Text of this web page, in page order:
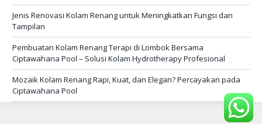
Jenis Renovasi Kolam Renang untuk Meningkatkan Fungsi dan
Tampilan
Pembuatan Kolam Renang Terapi di Lombok Bersama
Ciptawahana Pool – Solusi Kolam Hydrotherapy Profesional
Mozaik Kolam Renang Rapi, Kuat, dan Elegan? Percayakan pada
Ciptawahana Pool